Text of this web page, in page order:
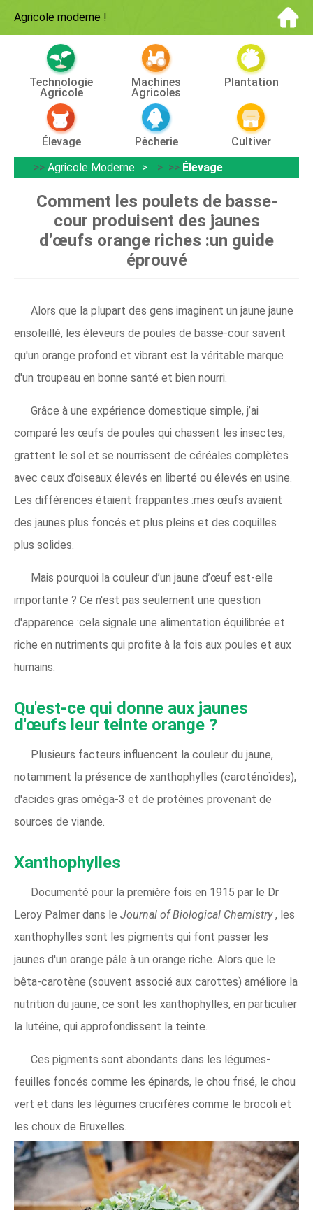
Agricole moderne !
Technologie
Agricole
Machines
Agricoles
Plantation
Élevage Pêcherie
Cultiver
>> Agricole Moderne > >> Élevage
Comment les poulets de basse-
cour produisent des jaunes
d’œufs orange riches :un guide
éprouvé
Alors que la plupart des gens imaginent un jaune jaune
ensoleillé, les éleveurs de poules de basse-cour savent
qu'un orange profond et vibrant est la véritable marque
d'un troupeau en bonne santé et bien nourri.
Grâce à une expérience domestique simple, j’ai
comparé les œufs de poules qui chassent les insectes,
grattent le sol et se nourrissent de céréales complètes
avec ceux d’oiseaux élevés en liberté ou élevés en usine.
Les différences étaient frappantes :mes œufs avaient
des jaunes plus foncés et plus pleins et des coquilles
plus solides.
Mais pourquoi la couleur d’un jaune d’œuf est-elle
importante ? Ce n'est pas seulement une question
d'apparence :cela signale une alimentation équilibrée et
riche en nutriments qui profite à la fois aux poules et aux
humains.
Qu'est-ce qui donne aux jaunes
d'œufs leur teinte orange ?
Plusieurs facteurs influencent la couleur du jaune,
notamment la présence de xanthophylles (caroténoïdes),
d'acides gras oméga-3 et de protéines provenant de
sources de viande.
Xanthophylles
Documenté pour la première fois en 1915 par le Dr
Leroy Palmer dans le Journal of Biological Chemistry, les
xanthophylles sont les pigments qui font passer les
jaunes d'un orange pâle à un orange riche. Alors que le
bêta-carotène (souvent associé aux carottes) améliore la
nutrition du jaune, ce sont les xanthophylles, en particulier
la lutéine, qui approfondissent la teinte.
Ces pigments sont abondants dans les légumes-
feuilles foncés comme les épinards, le chou frisé, le chou
vert et dans les légumes crucifères comme le brocoli et
les choux de Bruxelles.